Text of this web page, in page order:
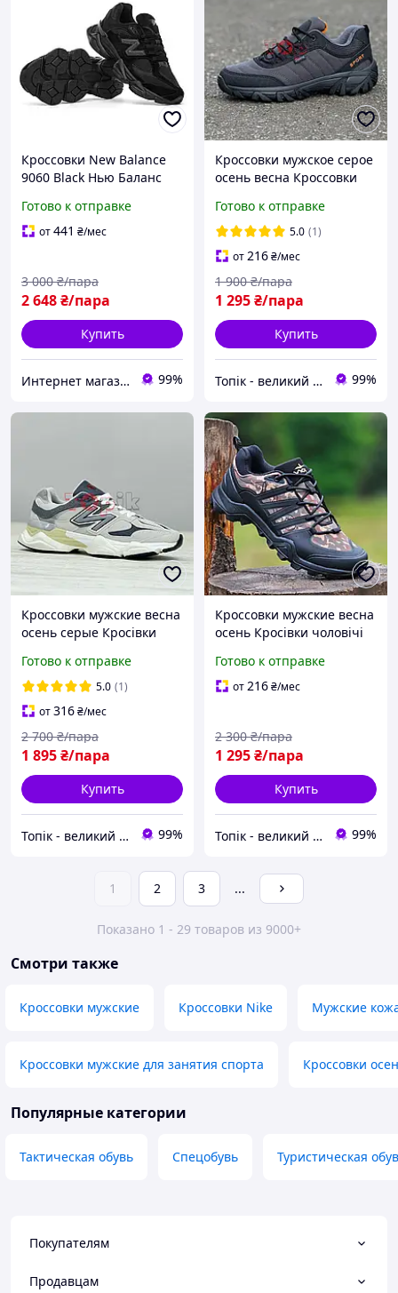
Кроссовки New Balance
9060 Black Нью Баланс
женские мужские весна
лето осень
Готово к отправке
от441 ₴/мес
2 648₴/пара
3 000 ₴/пара
Купить
Интернет магазин одежды и обуви " Rare " 99%
Кроссовки мужское серое
осень весна Кроссовки
весна (Код: 3593)
Готово к отправке
5.0 (1)
от216₴/мес
1 295₴/пара
1 900 ₴/пара
Купить
Топік - великий вибір взуття для чоловіків і жінок 99%
Кроссовки мужские весна
осень серые Кросівки
(3605)
Готово к отправке
5.0 (1)
от316₴/мес
1 895₴/пара
2 700 ₴/пара
Купить
Топік - великий вибір взуття для чоловіків і жінок 99%
Кроссовки мужские весна
осень Кросівки чоловічі
Готово к отправке
от216₴/мес
1 295₴/пара
2 300 ₴/пара
Купить
Топік - великий вибір взуття для чоловіків і жінок 99%
1 2 3 ...
Показано 1 - 29 товаров из 9000+
Смотри также
Кроссовки мужские Кроссовки Nike Мужские
Кроссовки мужские для занятия спорта Кроссовки
Популярные категории
Тактическая обувь Спецобувь Туристическая
Покупателям
Продавцам